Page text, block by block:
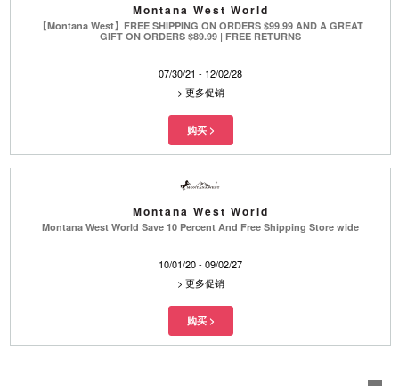
Montana West World
【Montana West】FREE SHIPPING ON ORDERS $99.99 AND A GREAT
GIFT ON ORDERS $89.99 | FREE RETURNS
07/30/21 - 12/02/28
> 更多促销
Montana West World
Montana West World Save 10 Percent And Free Shipping Store wide
10/01/20 - 09/02/27
> 更多促销